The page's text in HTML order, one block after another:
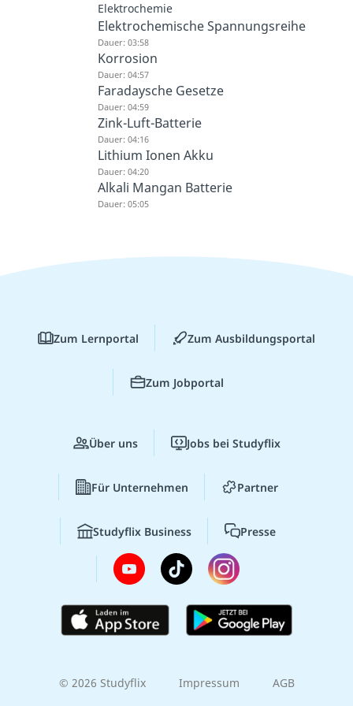
Elektrochemie
Elektrochemische Spannungsreihe
Dauer: 03:58
Korrosion
Dauer: 04:57
Faradaysche Gesetze
Dauer: 04:59
Zink-Luft-Batterie
Dauer: 04:16
Lithium Ionen Akku
Dauer: 04:20
Alkali Mangan Batterie
Dauer: 05:05
Zum Lernportal Zum Ausbildungsportal
Zum Jobportal
Über uns Jobs bei Studyflix
Für Unternehmen Partner
Studyflix Business Presse
© 2026 Studyflix Impressum AGB